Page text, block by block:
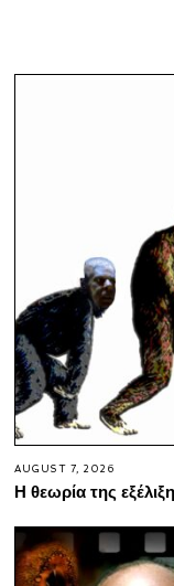
AUGUST 7, 2026
Η θεωρία της